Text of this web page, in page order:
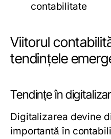
contabilitate
Viitorul
tendințele
Tendințe în
Digitalizarea devine
importantă în